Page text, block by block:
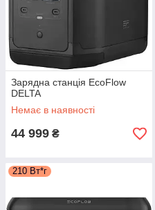
Зарядна станція EcoFlow
DELTA
Немає в наявності
44 999 ₴
210 Вт*г